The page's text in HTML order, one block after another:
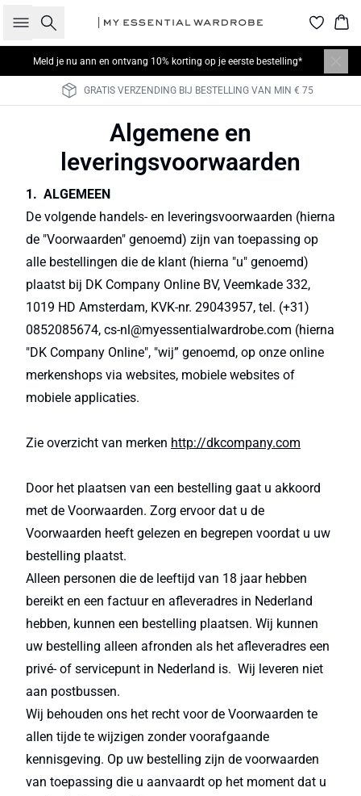
Zoeken
Meld je nu ann en ontvang 10% korting op je eerste bestelling*
30 DAGEN RETOURRECHT
Algemene en
leveringsvoorwaarden
1. ALGEMEEN
De volgende handels- en leveringsvoorwaarden (hierna
de "Voorwaarden" genoemd) zijn van toepassing op
alle bestellingen die de klant (hierna "u" genoemd)
plaatst bij DK Company Online BV, Veemkade 332,
1019 HD Amsterdam, KVK-nr. 29043957, tel. (+31)
0852085674, cs-nl@myessentialwardrobe.com (hierna
"DK Company Online", "wij” genoemd, op onze online
merkenshops via websites, mobiele websites of
mobiele applicaties.
Zie overzicht van merken http://dkcompany.com
Door het plaatsen van een bestelling gaat u akkoord
met de Voorwaarden. Zorg ervoor dat u de
Voorwaarden heeft gelezen en begrepen voordat u uw
bestelling plaatst.
Alleen personen die de leeftijd van 18 jaar hebben
bereikt en een factuur en afleveradres in Nederland
hebben, kunnen een bestelling plaatsen. Wij kunnen
uw bestelling alleen afronden als het afleveradres een
privé- of servicepunt in Nederland is. Wij leveren niet
aan postbussen.
Wij behouden ons het recht voor de Voorwaarden te
allen tijde te wijzigen zonder voorafgaande
kennisgeving. Op uw bestelling zijn de voorwaarden
van toepassing die u aanvaardt op het moment dat u